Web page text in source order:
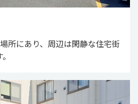
所にあり、周辺は閑静な住宅街